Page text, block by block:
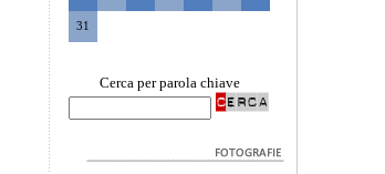
31
Cerca per parola chiave